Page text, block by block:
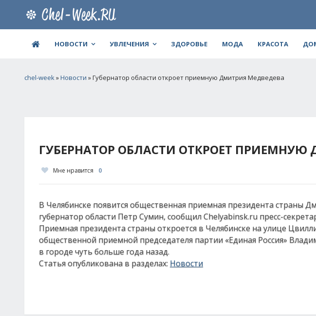
НОВОСТИ УВЛЕЧЕНИЯ ЗДОРОВЬЕ МОДА КРАСОТА
chel-week»Новости » Губернатор области откроет приемную Дмитрия Медведева
ГУБЕРНАТОР ОБЛАСТИ ОТКРОЕТ
Мне нравится 0
В Челябинске появится общественная приемная президента страны
губернатор области Петр Сумин, сообщил Chelyabinsk.ru пресс-
Приемная президента страны откроется в Челябинске на улице
общественной приемной председателя партии «Единая Россия»
в городе чуть больше года назад.
Статья опубликована в разделах: Новости